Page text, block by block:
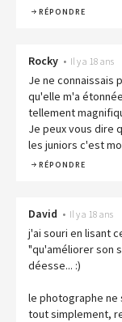
RÉPONDRE
Rocky • Il y a 18 ans
Je ne connaissais
qu'elle m'a
tellement
Je peux vous dire
les juniors c'est
RÉPONDRE
David • Il y a 18 ans
j'ai souri en lisant
"qu'améliorer son
déesse... :)
le photographe ne
tout simplement,